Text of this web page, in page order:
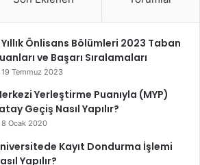
Yıllık Önlisans Bölümleri 2023 Taban
ve Başarı Sıralamaları
19 Temmuz 2023
Yerleştirme Puanıyla (MYP)
Geçiş Nasıl Yapılır?
8 Ocak 2020
Kayıt Dondurma İşlemi
Yapılır?